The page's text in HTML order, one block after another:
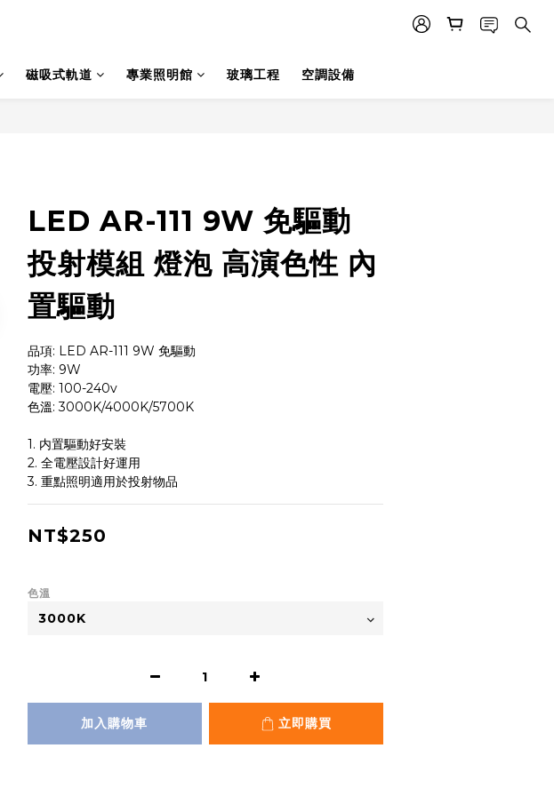
磁吸式軌道 專業照明館 玻璃工程 空調設備
LED AR-111 9W 免驅動
投射模組 燈泡 高演色性 內
置驅動
品項: LED AR-111 9W 免驅動
功率: 9W
電壓: 100-240v
色溫: 3000K/4000K/5700K
1. 内置驅動好安裝
2. 全電壓設計好運用
3. 重點照明適用於投射物品
NT$250
色溫
加入購物車 立即購買